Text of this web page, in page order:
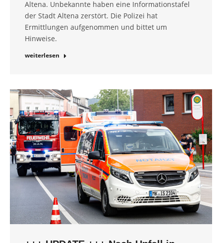
Altena. Unbekannte haben eine Informationstafel
der Stadt Altena zerstört. Die Polizei hat
Ermittlungen aufgenommen und bittet um
Hinweise.
weiterlesen